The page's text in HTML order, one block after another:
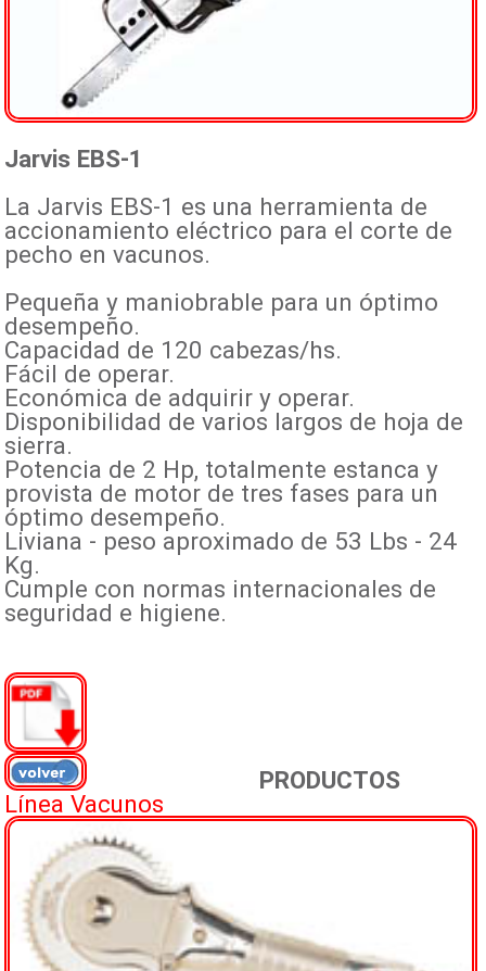
Jarvis EBS-1
La Jarvis EBS-1 es una herramienta de
accionamiento eléctrico para el corte de
pecho en vacunos.
Pequeña y maniobrable para un óptimo
desempeño.
Capacidad de 120 cabezas/hs.
Fácil de operar.
Económica de adquirir y operar.
Disponibilidad de varios largos de hoja de
sierra.
Potencia de 2 Hp, totalmente estanca y
provista de motor de tres fases para un
óptimo desempeño.
Liviana - peso aproximado de 53 Lbs - 24
Kg.
Cumple con normas internacionales de
seguridad e higiene.
PRODUCTOS
Línea Vacunos